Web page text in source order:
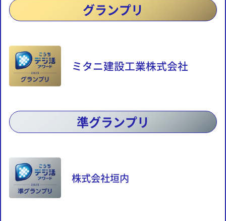
グランプリ
ミタニ建設工業株式会社
準グランプリ
株式会社垣内